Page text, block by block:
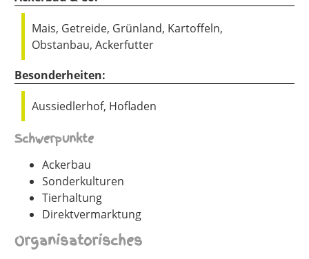
Mais, Getreide, Grünland, Kartoffeln,
Obstanbau, Ackerfutter
Besonderheiten:
Aussiedlerhof, Hofladen
Schwerpunkte
Ackerbau
Sonderkulturen
Tierhaltung
Direktvermarktung
Organisatorisches